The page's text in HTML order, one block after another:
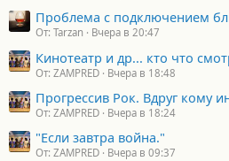
Проблема с подключением
От: Tarzan Вчера в 20:47
Кинотеатр и др... кто что
От: ZAMPRED Вчера в 18:48
Прогрессив Рок. Вдруг кому
От: ZAMPRED Вчера в 18:24
"Если завтра война."
От: ZAMPRED Вчера в 09:37